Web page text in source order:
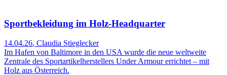
Sportbekleidung im Holz-Headquarter
14.04.26, Claudia Stieglecker
Im Hafen von Baltimore in den USA wurde die neue weltweite
Zentrale des Sportartikelherstellers Under Armour errichtet – mit
Holz aus Österreich.